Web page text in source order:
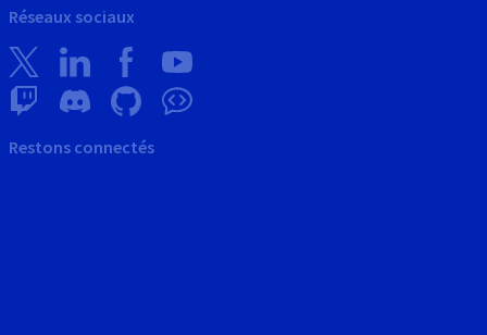
Réseaux sociaux
Restons connectés